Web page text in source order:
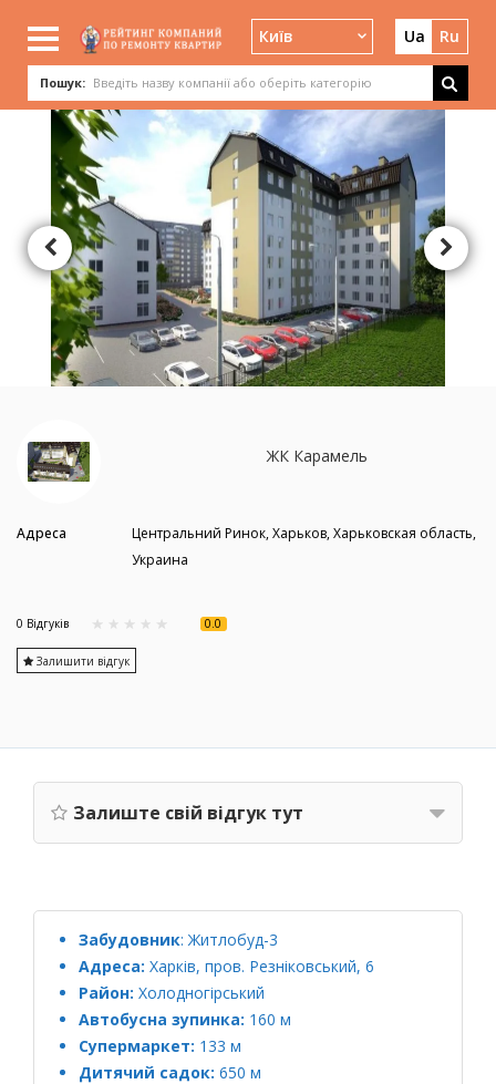
Київ Ua Ru
Пошук:
ЖК Карамель
Адреса
Центральний Ринок, Харьков, Харьковская область,
Украина
0 Вiдгукiв 0.0
Залишити відгук
Залиште свій відгук тут
Забудовник:Житлобуд-3
Адреса: Харків, пров. Резніковський, 6
Район: Холодногірський
Автобусна зупинка: 160 м
Супермаркет: 133 м
Дитячий садок: 650 м